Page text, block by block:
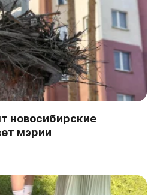
новосибирские
мэрии